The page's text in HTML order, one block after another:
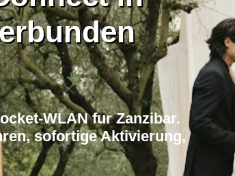
WLAN fur Zanzibar.
sofortige Aktivierung,